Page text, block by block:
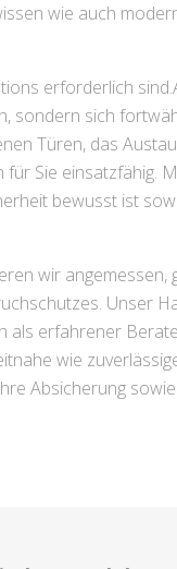
wie auch
erforderlich
sondern sich
Türen, das
Sie einsatzfähig.
bewusst ist
wir
Unser
als erfahrener
wie
Absicherung